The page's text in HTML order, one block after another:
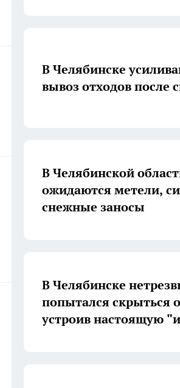
В Челябинске
вывоз отходов после
В Челябинской
ожидаются метели,
снежные заносы
В Челябинске
попытался скрыться
устроив настоящую